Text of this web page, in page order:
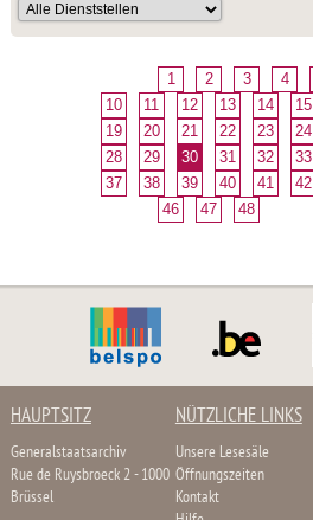
1 2 3 4
10
11 12 13 14 15
19
20 21 22 23 24
28
29 30 31 32 33
37
38 39 40 41 42
46
47 48
HAUPTSITZ
Generalstaatsarchiv
Rue de Ruysbroeck 2 - 1000
Brüssel
NÜTZLICHE LINKS
Unsere Lesesäle
Öffnungszeiten
Kontakt